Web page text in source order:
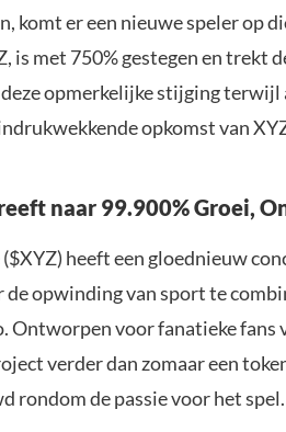
komt er een nieuwe speler op
is met 750% gestegen en trekt
opmerkelijke stijging terwijl
opkomst van
naar 99.900% Groei,
heeft een gloednieuw
de opwinding van sport te
Ontworpen voor fanatieke fans
verder dan zomaar een
rondom de passie voor het spel.